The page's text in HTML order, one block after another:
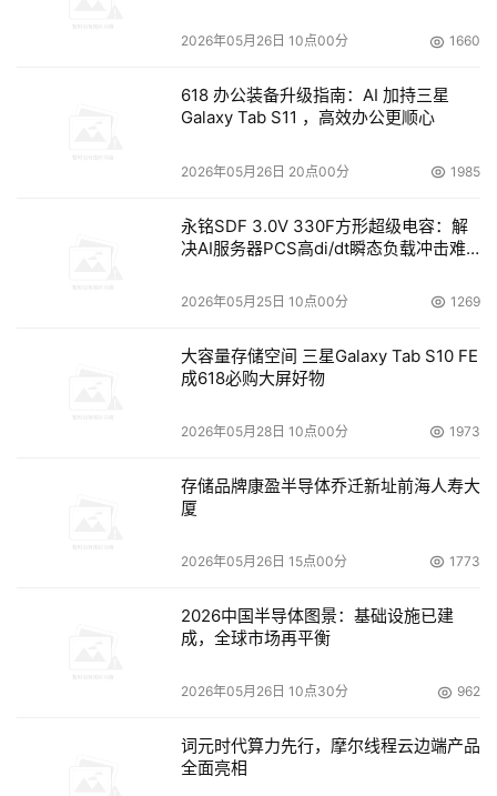
各种操作系统漏洞层出不穷，黑客能在漏洞被披露之后很短
时间内，制造针对性的蠕虫病毒，这对安全补丁的下载安装
UTM是适应日益复杂的网络安全需求而产生的。针对快速
各种功能的安全防护设备来防止这种攻击的快速蔓延，
护面狭窄、网络安全方案顾此失彼而导致漏洞频出的根本出
的是"对设备和对威胁的管理"，在单一的硬件平台下提供防
火墙、防病毒、入侵检测、内容过滤和反垃圾邮件等功能，
实现UTM需要无缝集成多项安全技术，在不降低网络应用
性能的情况下，提供集成的网络层和内容层的安全保护。
IDC认为，在威胁管理安全设备市场中取得成功的关键在于
生，用户产生了困惑。厂商要在竞争如此激烈的环境中取
来完成:价格、性能、多种安全特征包含于同一产品、改良
的可管理性、安全知识服务或是安全认证。
2026年05月26日 10点00分 1660
618 办公装备升级指南：AI 加持三星
Galaxy Tab S11 ，高效办公更顺心
2026年05月26日 20点00分 1985
永铭SDF 3.0V 330F方形超级电容：解
决AI服务器PCS高di/dt瞬态负载冲击难
2026年05月25日 10点00分 1269
大容量存储空间 三星Galaxy Tab S10 FE
成618必购大屏好物
2026年05月28日 10点00分 1973
存储品牌康盈半导体乔迁新址前海人寿大
厦
2026年05月26日 15点00分 1773
2026中国半导体图景：基础设施已建
成，全球市场再平衡
2026年05月26日 10点30分 962
词元时代算力先行，摩尔线程云边端产品
全面亮相